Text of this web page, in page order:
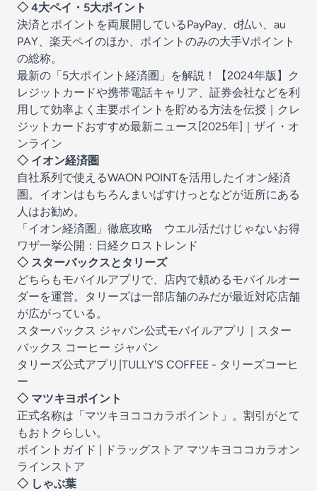
◇ 4大ペイ・5大ポイント
決済とポイントを両展開しているPayPay、d払い、au
PAY、楽天ペイのほか、ポイントのみの大手Vポイント
の総称。
最新の「5大ポイント経済圏」を解説！【2024年版】ク
レジットカードや携帯電話キャリア、証券会社などを利
用して効率よく主要ポイントを貯める方法を伝授｜クレ
ジットカードおすすめ最新ニュース[2025年]｜ザイ・オ
ンライン
◇ イオン経済圏
自社系列で使えるWAON POINTを活用したイオン経済
圏。イオンはもちろんまいばすけっとなどが近所にある
人はお勧め。
「イオン経済圏」徹底攻略 ウエル活だけじゃないお得
ワザ一挙公開：日経クロストレンド
◇ スターバックスとタリーズ
どちらもモバイルアプリで、店内で頼めるモバイルオー
ダーを運営。タリーズは一部店舗のみだが最近対応店舗
が広がっている。
スターバックス ジャパン公式モバイルアプリ｜スター
バックス コーヒー ジャパン
タリーズ公式アプリ|TULLY'S COFFEE - タリーズコーヒ
ー
◇ マツキヨポイント
正式名称は「マツキヨココカラポイント」。割引がとて
もおトクらしい。
ポイントガイド | ドラッグストア マツキヨココカラオン
ラインストア
◇ しゃぶ葉